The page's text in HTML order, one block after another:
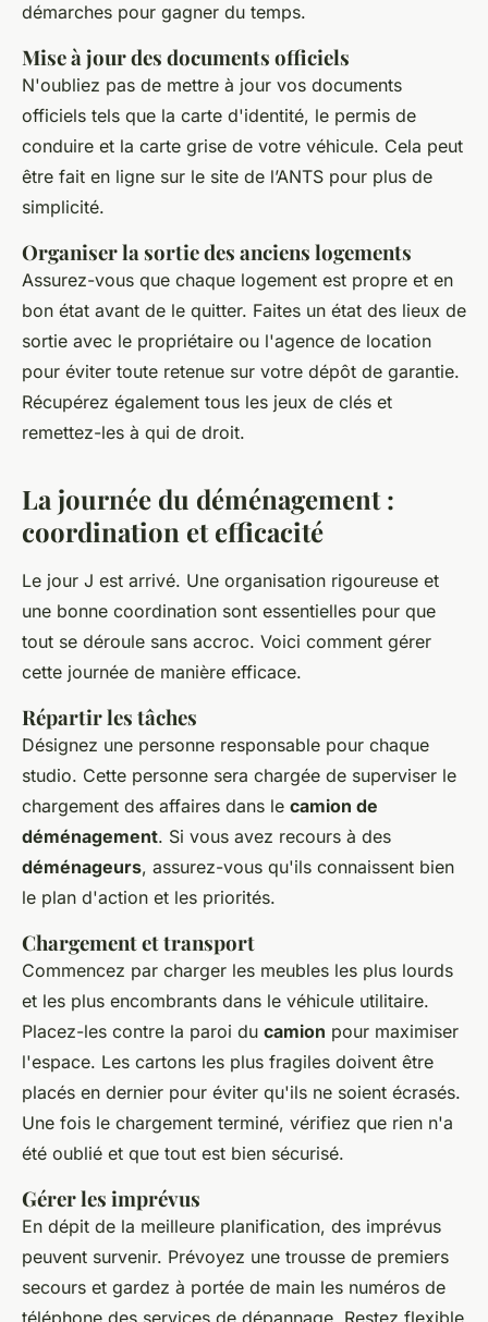
démarches pour gagner du temps.
Mise à jour des documents officiels
N'oubliez pas de mettre à jour vos documents
officiels tels que la carte d'identité, le permis de
conduire et la carte grise de votre véhicule. Cela peut
être fait en ligne sur le site de l’ANTS pour plus de
simplicité.
Organiser la sortie des anciens logements
Assurez-vous que chaque logement est propre et en
bon état avant de le quitter. Faites un état des lieux de
sortie avec le propriétaire ou l'agence de location
pour éviter toute retenue sur votre dépôt de garantie.
Récupérez également tous les jeux de clés et
remettez-les à qui de droit.
La journée du déménagement :
coordination et efficacité
Le jour J est arrivé. Une organisation rigoureuse et
une bonne coordination sont essentielles pour que
tout se déroule sans accroc. Voici comment gérer
cette journée de manière efficace.
Répartir les tâches
Désignez une personne responsable pour chaque
studio. Cette personne sera chargée de superviser le
chargement des affaires dans le camion de
déménagement. Si vous avez recours à des
déménageurs, assurez-vous qu'ils connaissent bien
le plan d'action et les priorités.
Chargement et transport
Commencez par charger les meubles les plus lourds
et les plus encombrants dans le véhicule utilitaire.
Placez-les contre la paroi du camion pour maximiser
l'espace. Les cartons les plus fragiles doivent être
placés en dernier pour éviter qu'ils ne soient écrasés.
Une fois le chargement terminé, vérifiez que rien n'a
été oublié et que tout est bien sécurisé.
Gérer les imprévus
En dépit de la meilleure planification, des imprévus
peuvent survenir. Prévoyez une trousse de premiers
secours et gardez à portée de main les numéros de
téléphone des services de dépannage. Restez flexible